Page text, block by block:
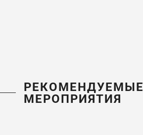
РЕКОМЕНДУЕМЫЕ
МЕРОПРИЯТИЯ